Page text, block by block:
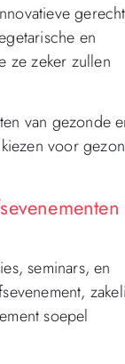
en
ze zeker zullen
van gezonde
voor
seminars, en
soepel